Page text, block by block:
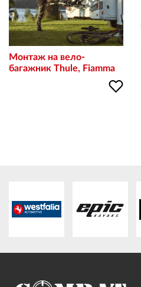
Монтаж на вело-
багажник Thule, Fiamma